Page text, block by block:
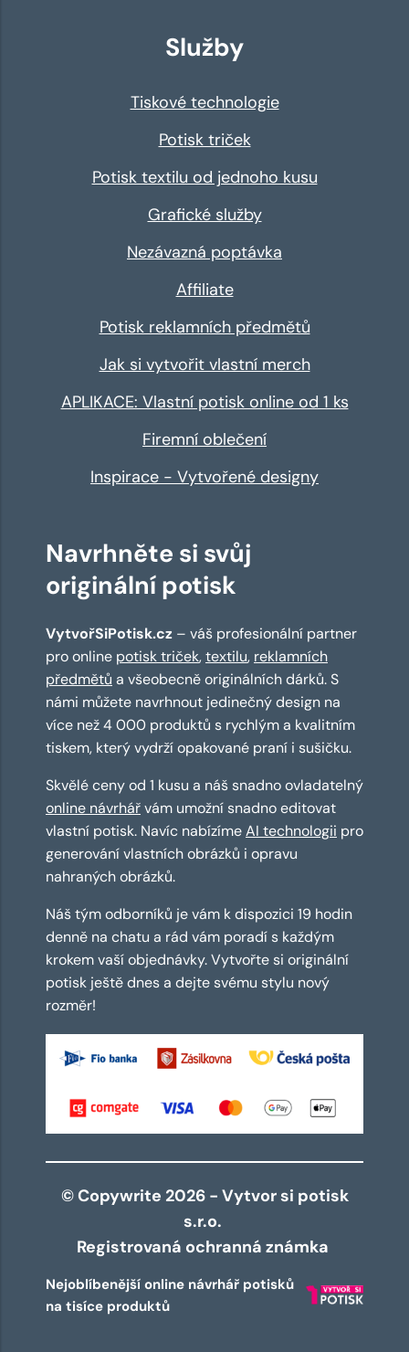
Služby
Tiskové technologie
Potisk triček
Potisk textilu od jednoho kusu
Grafické služby
Nezávazná poptávka
Affiliate
Potisk reklamních předmětů
Jak si vytvořit vlastní merch
APLIKACE: Vlastní potisk online od 1 ks
Firemní oblečení
Inspirace - Vytvořené designy
Navrhněte si svůj
originální potisk
VytvořSiPotisk.cz – váš profesionální partner
pro online potisk triček,textilu, reklamních
předmětů a všeobecně originálních dárků. S
námi můžete navrhnout jedinečný design na
více než 4 000 produktů s rychlým a kvalitním
tiskem, který vydrží opakované praní i sušičku.
Skvělé ceny od 1 kusu a náš snadno ovladatelný
online návrhářvám umožní snadno editovat
vlastní potisk. Navíc nabízímeAI technologii pro
generování vlastních obrázků i opravu
nahraných obrázků.
Náš tým odborníků je vám k dispozici 19 hodin
denně na chatu a rád vám poradí s každým
krokem vaší objednávky. Vytvořte si originální
potisk ještě dnes a dejte svému stylu nový
rozměr!
© Copywrite 2026 - Vytvor si potisk
s.r.o.
Registrovaná ochranná známka
Nejoblíbenější online návrhář potisků
na tisíce produktů